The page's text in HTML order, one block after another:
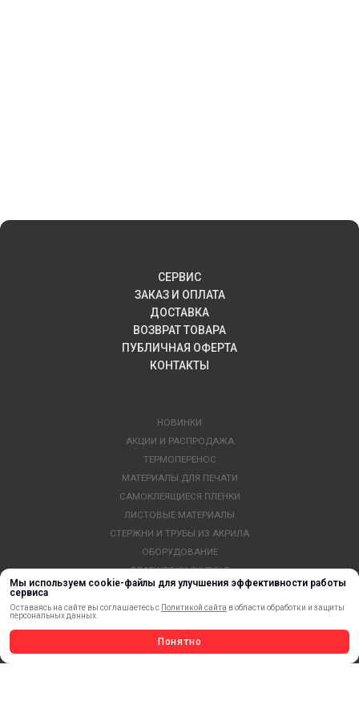
Мы используем cookie-файлы для улучшения эффективности работы
сервиса
Оставаясь на сайте вы соглашаетесь с Политикой сайта в области обработки и защиты
персональных данных.
Понятно
СЕРВИС
ЗАКАЗ И ОПЛАТА
ДОСТАВКА
ВОЗВРАТ ТОВАРА
ПУБЛИЧНАЯ ОФЕРТА
КОНТАКТЫ
НОВИНКИ
АКЦИИ И РАСПРОДАЖА
ТЕРМОПЕРЕНОС
МАТЕРИАЛЫ ДЛЯ ПЕЧАТИ
САМОКЛЕЯЩИЕСЯ ПЛЕНКИ
ЛИСТОВЫЕ МАТЕРИАЛЫ
СТЕРЖНИ И ТРУБЫ ИЗ АКРИЛА
ОБОРУДОВАНИЕ
ФЛАГШТОКИ SKYPOLE
ПРОФИЛИ И ПРОФИЛЬНЫЕ СИСТЕМЫ
КРАСКИ, ЧЕРНИЛА, КАРТРИДЖИ
УСЛУГИ И СЕРВИС